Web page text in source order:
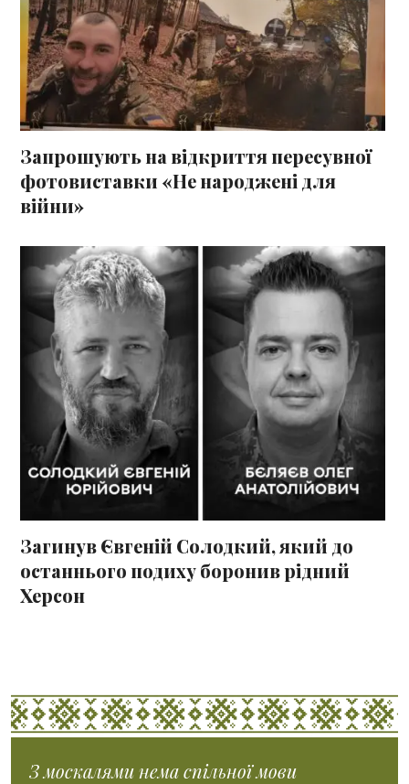
Запрошують на відкриття пересувної
фотовиставки «Не народжені для
війни»
Загинув Євгеній Солодкий, який до
останнього подиху боронив рідний
Херсон
З москалями нема спільної мови